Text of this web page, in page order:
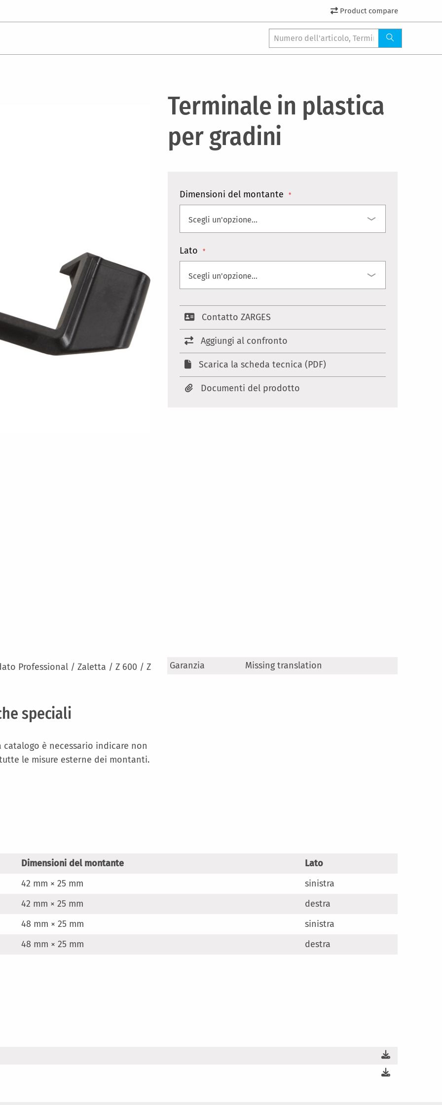
Product compare
Terminale in plastica
per gradini
Dimensioni del montante
Lato
Contatto ZARGES
Aggiungi al confronto
Scarica la scheda tecnica (PDF)
Documenti del prodotto
Professional / Zaletta / Z 600 / Z
speciali
catalogo è necessario indicare non
le misure esterne dei montanti.
Maggiori
Garanzia Missing translation
Dimensioni del montante
Lato
42 mm × 25 mm
sinistra
42 mm × 25 mm
destra
48 mm × 25 mm
sinistra
48 mm × 25 mm
destra